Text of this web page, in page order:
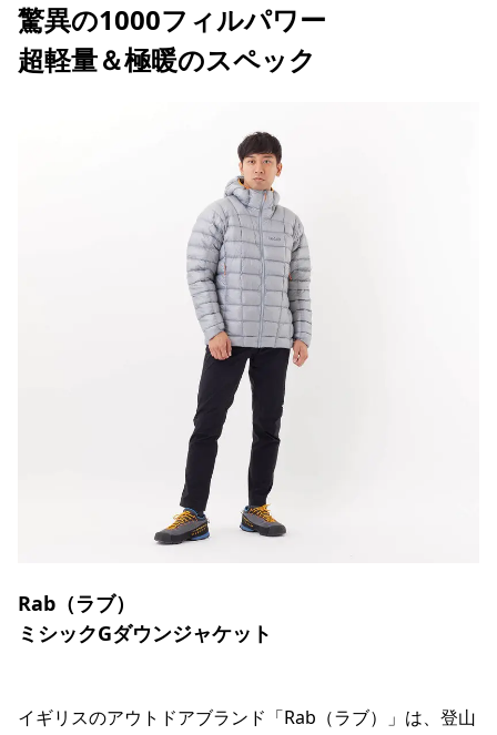
驚異の1000フィルパワー
超軽量＆極暖のスペック
Rab（ラブ）
ミシックGダウンジャケット
イギリスのアウトドアブランド「Rab（ラブ）」は、登山